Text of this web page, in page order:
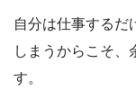
自分は仕事する
しまうからこそ、
す。